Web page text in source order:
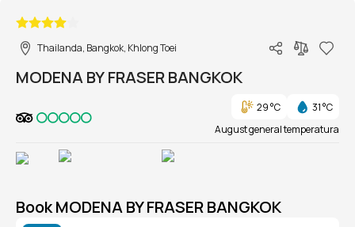
Thailanda, Bangkok, Khlong Toei
MODENA BY FRASER BANGKOK
29 °C
31 °C
August general temperatura
Book MODENA BY FRASER BANGKOK